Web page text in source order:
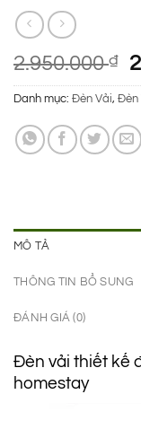
2.950.000₫
Danh mục: Đèn Vải, Đèn
MÔ TẢ
THÔNG TIN BỔ SUNG
ĐÁNH GIÁ (0)
Đèn vải thiết kế
homestay